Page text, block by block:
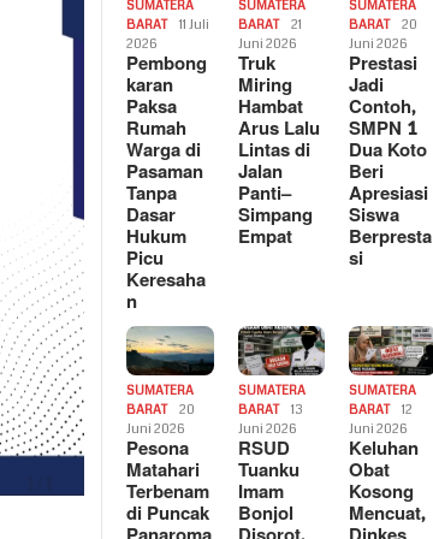
SUMATERA
BARAT
11 Juli
2026
Pembong
karan
Paksa
Rumah
Warga di
Pasaman
Tanpa
Dasar
Hukum
Picu
Keresaha
n
SUMATERA
BARAT
21
Juni 2026
Truk
Miring
Hambat
Arus Lalu
Lintas di
Jalan
Panti–
Simpang
Empat
SUMATERA
BARAT
20
Juni 2026
Prestasi
Jadi
Contoh,
SMPN 1
Dua Koto
Beri
Apresiasi
Siswa
Berpresta
si
SUMATERA
BARAT
20
Juni 2026
Pesona
Matahari
Terbenam
di Puncak
SUMATERA
BARAT
13
Juni 2026
RSUD
Tuanku
Imam
Bonjol
SUMATERA
BARAT
12
Juni 2026
Keluhan
Obat
Kosong
Mencuat,